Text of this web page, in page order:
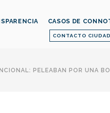
CONTACTO
CASOS DE
PELEABAN POR UNA